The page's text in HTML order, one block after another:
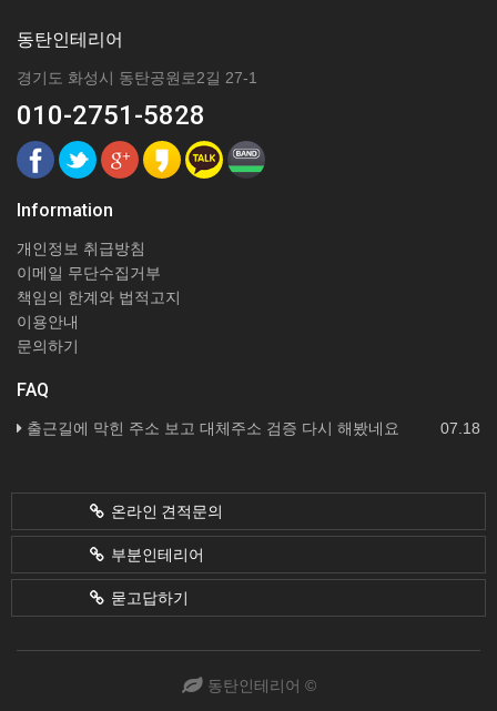
동탄인테리어
경기도 화성시 동탄공원로2길 27-1
010-2751-5828
Information
개인정보 취급방침
이메일 무단수집거부
책임의 한계와 법적고지
이용안내
문의하기
FAQ
07.18
출근길에 막힌 주소 보고 대체주소 검증 다시 해봤네요
온라인 견적문의
부분인테리어
묻고답하기
동탄인테리어 ©